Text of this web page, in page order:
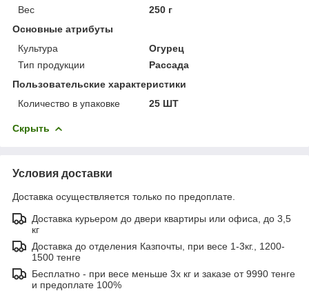
Вес
250 г
Основные атрибуты
Культура
Огурец
Тип продукции
Рассада
Пользовательские характеристики
Количество в упаковке
25 ШТ
Скрыть
Условия доставки
Доставка осуществляется только по предоплате.
Доставка курьером до двери квартиры или офиса, до 3,5
кг
Доставка до отделения Казпочты, при весе 1-3кг., 1200-
1500 тенге
Бесплатно - при весе меньше 3х кг и заказе от 9990 тенге
и предоплате 100%